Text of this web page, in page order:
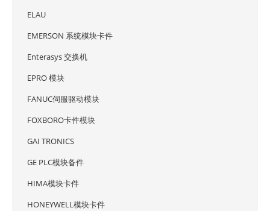
ELAU
EMERSON 系统模块卡件
Enterasys 交换机
EPRO 模块
FANUC伺服驱动模块
FOXBORO卡件模块
GAI TRONICS
GE PLC模块备件
HIMA模块卡件
HONEYWELL模块卡件